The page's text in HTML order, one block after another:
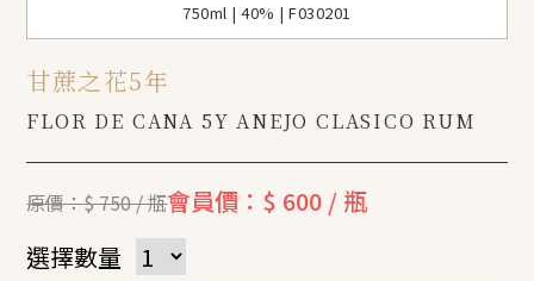
750ml | 40% | F030201
甘蔗之花5年
FLOR DE CANA 5Y ANEJO CLASICO RUM
原價：$ 750 / 瓶會員價：$ 600 / 瓶
選擇數量